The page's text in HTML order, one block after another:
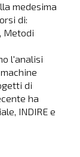
medesima
di:
Metodi
l'analisi
di
ha
INDIRE e